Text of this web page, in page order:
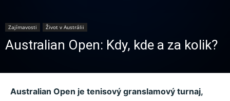
Zajímavosti Život v Austrálii
Australian Open: Kdy, kde a za kolik?
Australian Open je tenisový granslamový turnaj,